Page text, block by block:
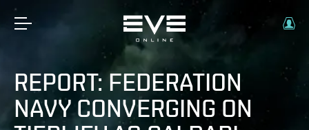
REPORT: FEDERATION
NAVY CONVERGING ON